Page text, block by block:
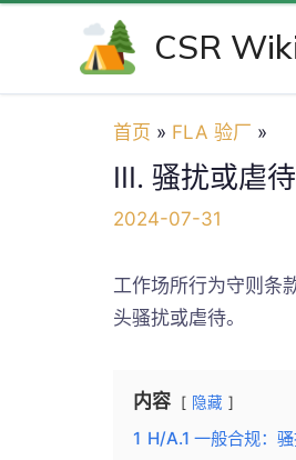
CSR
首页 FLA 验厂
III. 骚扰或虐待
2024-07-31
工作场所行为守则条
头骚扰或虐待。
内容 隐藏
1 H/A.1 一般合规：